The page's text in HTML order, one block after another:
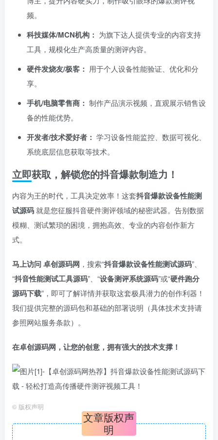
频。
科技媒体/MCN机构：​ 为旗下达人提供专业的内容支持
工具，规模化生产高质量的测评内容。
硬件发烧友/极客：​ 用于个人设备性能验证、优化和分
享。
手机/电脑零售商：​ 制作产品演示视频，直观展示销售设
备的性能优势。
开发者/技术爱好者：​ 学习设备性能监控、数据可视化、
系统底层信息获取等技术。
立即获取，解锁您的抖音爆款制造力！
内容为王的时代，工具决定效率！这套抖音爆款设备性能测
试源码 就是您征服抖音硬件测评领域的秘密武器。告别数据
模糊、测试繁琐的困境，拥抱高效、专业的内容创作新方
式。
马上访问 卓创源码网 ，搜索“抖音爆款设备性能测试源码”、
“抖音性能测试工具源码”、“设备测评系统源码”或“硬件跑分
源码下载”，即可了解详情并获取这套极具潜力的创作利器！
我们提供完整的源码包和基础的部署说明（具体技术支持请
参照网站服务条款）。
在卓创源码网，让您的创意，拥有强大的技术支撑！​
© 版权声明
文章版权声
明